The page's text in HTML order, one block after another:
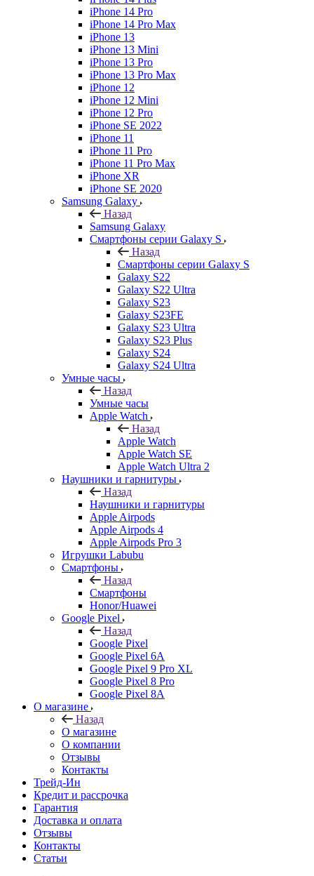
iPhone 14 Pro
iPhone 14 Pro Max
iPhone 13
iPhone 13 Mini
iPhone 13 Pro
iPhone 13 Pro Max
iPhone 12
iPhone 12 Mini
iPhone 12 Pro
iPhone SE 2022
iPhone 11
iPhone 11 Pro
iPhone 11 Pro Max
iPhone XR
iPhone SE 2020
Samsung Galaxy
Назад
Samsung Galaxy
Смартфоны серии Galaxy S
Назад
Смартфоны серии Galaxy S
Galaxy S22
Galaxy S22 Ultra
Galaxy S23
Galaxy S23FE
Galaxy S23 Ultra
Galaxy S23 Plus
Galaxy S24
Galaxy S24 Ultra
Умные часы
Назад
Умные часы
Apple Watch
Назад
Apple Watch
Apple Watch SE
Apple Watch Ultra 2
Наушники и гарнитуры
Назад
Наушники и гарнитуры
Apple Airpods
Apple Airpods 4
Apple Airpods Pro 3
Игрушки Labubu
Смартфоны
Назад
Смартфоны
Honor/Huawei
Google Pixel
Назад
Google Pixel
Google Pixel 6A
Google Pixel 9 Pro XL
Google Pixel 8 Pro
Google Pixel 8A
О магазине
Назад
О магазине
О компании
Отзывы
Контакты
Трейд-Ин
Кредит и рассрочка
Гарантия
Доставка и оплата
Отзывы
Контакты
Статьи